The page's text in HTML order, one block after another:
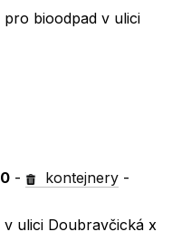
bioodpad v ulici
- kontejnery -
ulici Doubravčická x